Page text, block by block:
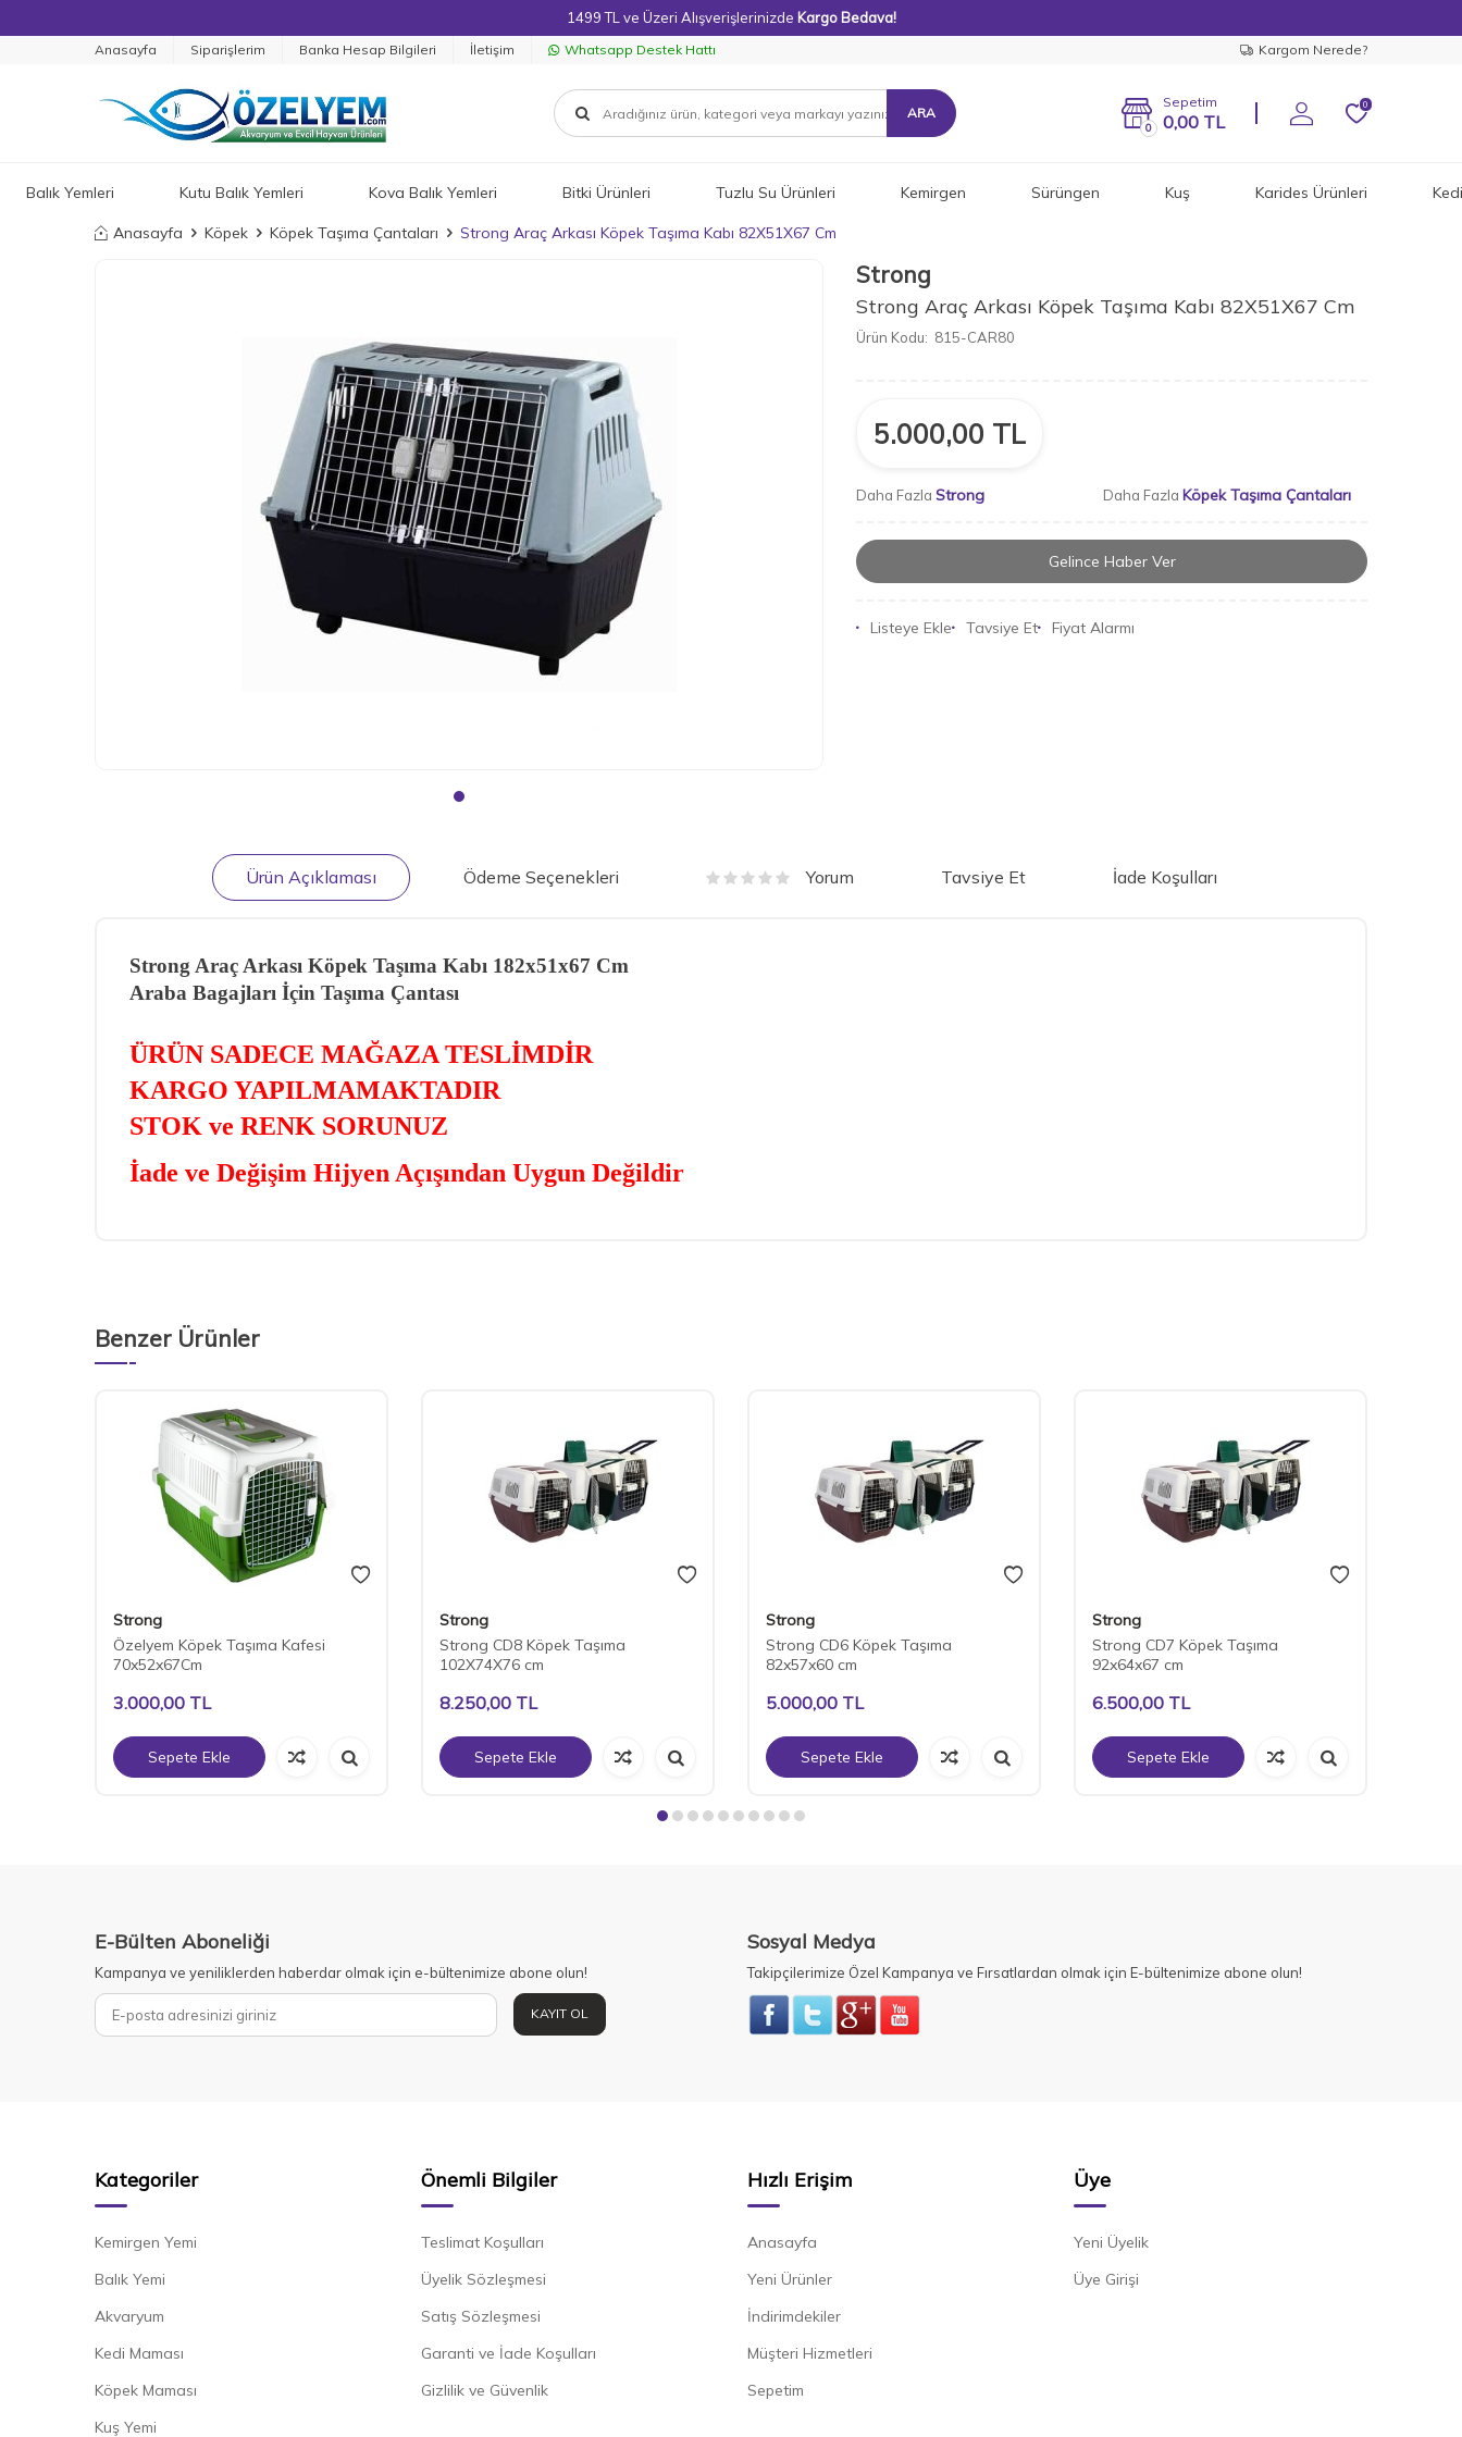
1499 TL ve Üzeri Alışverişlerinizde Kargo Bedava!
Anasayfa Siparişlerim Banka Hesap Bilgileri İletişim Whatsapp Destek Hattı Kargom Nerede?
ARA
0
Sepetim
0,00 TL
0
Balık Yemleri Kutu Balık Yemleri Kova Balık Yemleri Bitki Ürünleri Tuzlu Su Ürünleri Kemirgen Sürüngen Kuş Karides Ürünleri Kedi
Anasayfa Köpek Köpek Taşıma Çantaları Strong Araç Arkası Köpek Taşıma Kabı 82X51X67 Cm
Strong
Strong Araç Arkası Köpek Taşıma Kabı 82X51X67 Cm
Ürün Kodu: 815-CAR80
5.000,00 TL
Daha Fazla Strong Daha Fazla Köpek Taşıma Çantaları
Gelince Haber Ver
Listeye Ekle Tavsiye Et Fiyat Alarmı
Ürün Açıklaması Ödeme Seçenekleri Yorum Tavsiye Et İade Koşulları
Strong Araç Arkası Köpek Taşıma Kabı 182x51x67 Cm
Araba Bagajları İçin Taşıma Çantası
ÜRÜN SADECE MAĞAZA TESLİMDİR
KARGO YAPILMAMAKTADIR
STOK ve RENK SORUNUZ
İade ve Değişim Hijyen Açışından Uygun Değildir
Benzer Ürünler
Strong
Özelyem Köpek Taşıma Kafesi
70x52x67Cm
3.000,00 TL
Sepete Ekle
Strong
Strong CD8 Köpek Taşıma
102X74X76 cm
8.250,00 TL
Sepete Ekle
Strong
Strong CD6 Köpek Taşıma
82x57x60 cm
5.000,00 TL
Sepete Ekle
Strong
Strong CD7 Köpek Taşıma
92x64x67 cm
6.500,00 TL
Sepete Ekle
E-Bülten Aboneliği
Kampanya ve yeniliklerden haberdar olmak için e-bültenimize abone olun!
KAYIT OL
Sosyal Medya
Takipçilerimize Özel Kampanya ve Fırsatlardan olmak için E-bültenimize abone olun!
Kategoriler
Kemirgen Yemi
Balık Yemi
Akvaryum
Kedi Maması
Köpek Maması
Kuş Yemi
Önemli Bilgiler
Teslimat Koşulları
Üyelik Sözleşmesi
Satış Sözleşmesi
Garanti ve İade Koşulları
Gizlilik ve Güvenlik
Hızlı Erişim
Anasayfa
Yeni Ürünler
İndirimdekiler
Müşteri Hizmetleri
Sepetim
Üye
Yeni Üyelik
Üye Girişi